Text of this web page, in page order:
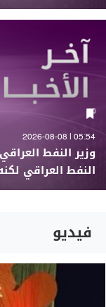
05:54 | 2026-08-08
وزير النفط
النفط العراقي
فيديو